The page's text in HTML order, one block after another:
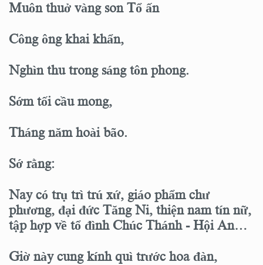
Muôn thuở vàng son Tổ ấn
Công ông khai khẩn,
Nghìn thu trong sáng tôn phong.
Sớm tối cầu mong,
Tháng năm hoài bão.
Sớ rằng:
Nay có trụ trì trú xứ, giáo phẩm chư
phương, đại đức Tăng Ni, thiện nam tín nữ,
tập hợp về tổ đình Chúc Thánh - Hội An…
Giờ này cung kính quì trước hoa đàn,